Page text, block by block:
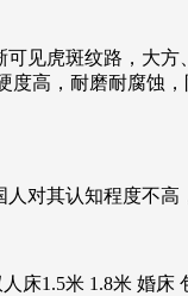
可见虎斑纹路，大
度高，耐磨耐腐蚀
对其认知程度不高
床1.5米 1.8米 婚床